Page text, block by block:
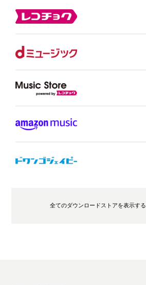
全てのダウンロードストアを表示する